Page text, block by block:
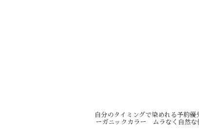
自分のタイミングで染めれる予約
ーガニックカラー ムラなく自然な